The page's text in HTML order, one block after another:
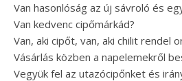
Van hasonlóság az új sávroló és
Van kedvenc cipőmárkád?
Van, aki cipőt, van, aki chilit rendel
Vásárlás közben a napelemekről
Vegyük fel az utazócipőnket és